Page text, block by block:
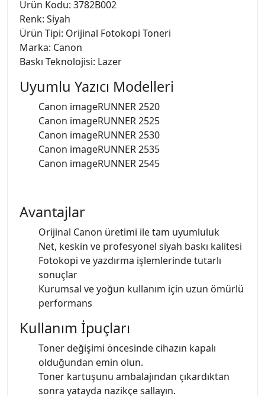
Ürün Kodu: 3782B002
Renk: Siyah
Ürün Tipi: Orijinal Fotokopi Toneri
Marka: Canon
Baskı Teknolojisi: Lazer
Uyumlu Yazıcı Modelleri
Canon imageRUNNER 2520
Canon imageRUNNER 2525
Canon imageRUNNER 2530
Canon imageRUNNER 2535
Canon imageRUNNER 2545
Avantajlar
Orijinal Canon üretimi ile tam uyumluluk
Net, keskin ve profesyonel siyah baskı kalitesi
Fotokopi ve yazdırma işlemlerinde tutarlı
sonuçlar
Kurumsal ve yoğun kullanım için uzun ömürlü
performans
Kullanım İpuçları
Toner değişimi öncesinde cihazın kapalı
olduğundan emin olun.
Toner kartuşunu ambalajından çıkardıktan
sonra yatayda nazikçe sallayın.